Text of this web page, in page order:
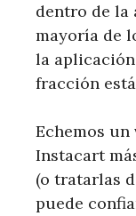
dentro de la
mayoría de
la
fracción
Echemos un
Instacart
(o tratarlas
puede